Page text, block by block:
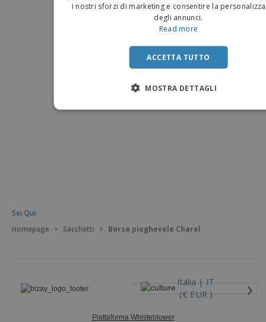
Sei Qui:
Homepage > Sacchetti > Borsa pieghevole Charel
Italia |IT
(€ EUR )
›
Piattaforma Whisteblower
i nostri sforzi di marketing e consentire la
degli annunci.
Read more
ACCETTA TUTTO
MOSTRA DETTAGLI